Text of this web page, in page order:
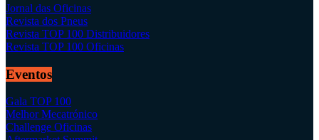
Jornal das Oficinas
Revista dos Pneus
Revista TOP 100 Distribuidores
Revista TOP 100 Oficinas
Eventos
Gala TOP 100
Melhor Mecatrónico
Challenge Oficinas